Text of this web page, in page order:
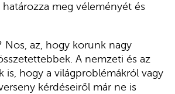
meg véleményét és
Nos, az, hogy korunk nagy
A nemzeti és az
is, hogy a világproblémákról vagy
kérdéseiről már ne is